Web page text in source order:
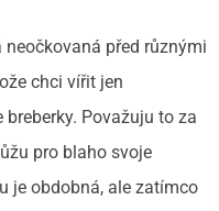
neočkovaná před různými
chci vířit jen
Považuju to za
pro blaho svoje
je obdobná, ale zatímco